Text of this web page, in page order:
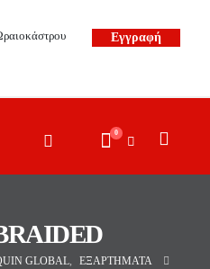
Εγγραφή
0
GLOBAL,
ΕΞΑΡΤΉΜΑΤΑ